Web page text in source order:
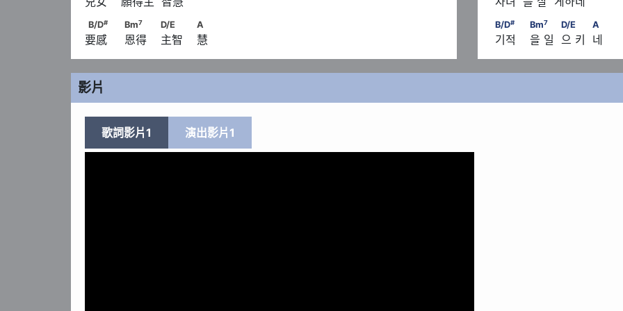
B/D# Bm
A
B/D# Bm7 D/E A
要感     恩得    主智    慧
B/D#
B/D# Bm7 D/E A
기적    을 일  으 키  네
影片
歌詞影片1 演出影片1